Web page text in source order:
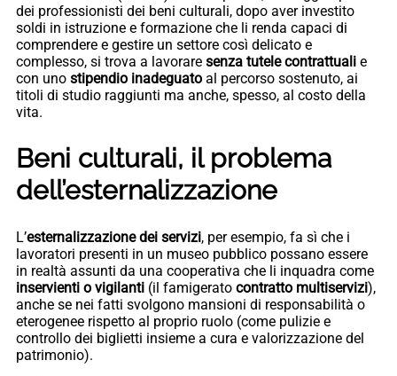
dei professionisti dei beni culturali, dopo aver investito
soldi in istruzione e formazione che li renda capaci di
comprendere e gestire un settore così delicato e
complesso, si trova a lavorare senza tutele contrattuali e
con uno stipendio inadeguato al percorso sostenuto, ai
titoli di studio raggiunti ma anche, spesso, al costo della
vita.
Beni culturali, il problema
dell’esternalizzazione
L’esternalizzazione dei servizi, per esempio, fa sì che i
lavoratori presenti in un museo pubblico possano essere
in realtà assunti da una cooperativa che li inquadra come
inservienti o vigilanti (il famigerato contratto multiservizi),
anche se nei fatti svolgono mansioni di responsabilità o
eterogenee rispetto al proprio ruolo (come pulizie e
controllo dei biglietti insieme a cura e valorizzazione del
patrimonio).